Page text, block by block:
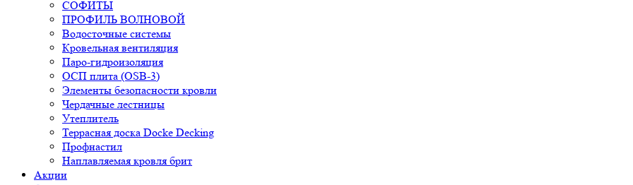
СОФИТЫ
ПРОФИЛЬ ВОЛНОВОЙ
Водосточные системы
Кровельная вентиляция
Паро-гидроизоляция
ОСП плита (OSB-3)
Элементы безопасности кровли
Чердачные лестницы
Утеплитель
Террасная доска Docke Decking
Профнастил
Наплавляемая кровля брит
Акции